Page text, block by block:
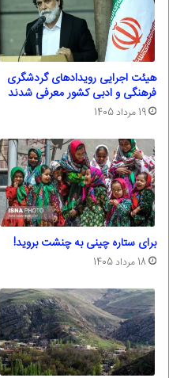
هیئت اجرایی رویدادهای گردشگری
فرهنگی و ادبی کشور معرفی شدند
19 مرداد 1405
برای ستاره چینی به چنشت بروید!
18 مرداد 1405